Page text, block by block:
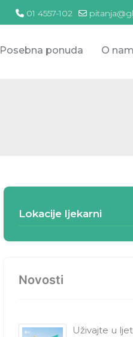
01 4557-102
Posebna ponuda O
Lokacije ljekarni
Novosti
Uživajte u